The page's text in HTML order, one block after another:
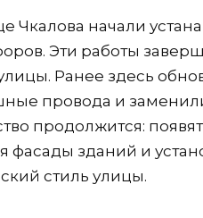
Чкалова начали
Эти работы
Ранее здесь
провода и
продолжится:
фасады зданий и
стиль улицы.